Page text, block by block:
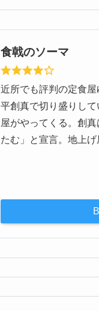
食戟のソーマ
近所でも評判の定食
平創真で切り盛りし
屋がやってくる。創
たむ」と宣言。地上